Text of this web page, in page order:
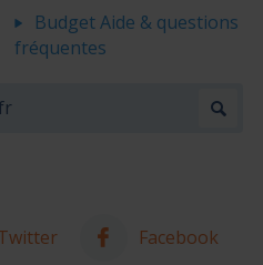
Budget Aide & questions
fréquentes
Facebook